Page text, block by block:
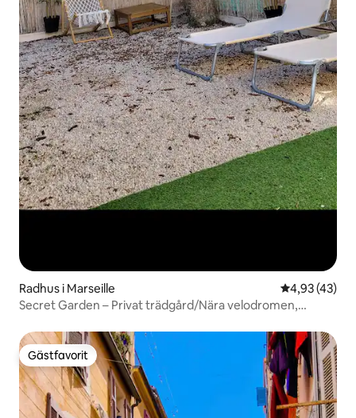
Radhus i Marseille 4,93 av 5 i
4,93 (43)
Secret Garden – Privat trädgård/Nära velodromen,
Gästfavorit
Gästfavorit